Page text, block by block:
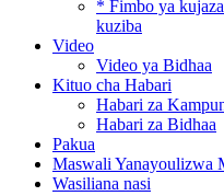
* Fimbo ya
kuziba
Video
Video ya Bidhaa
Kituo cha Habari
Habari za
Habari za Bidhaa
Pakua
Maswali Yanayoulizwa
Wasiliana nasi